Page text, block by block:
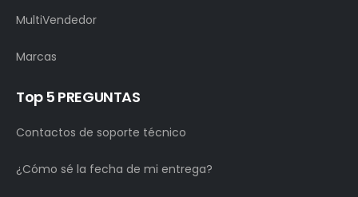
MultiVendedor
Marcas
Top 5 PREGUNTAS
Contactos de soporte técnico
¿Cómo sé la fecha de mi entrega?